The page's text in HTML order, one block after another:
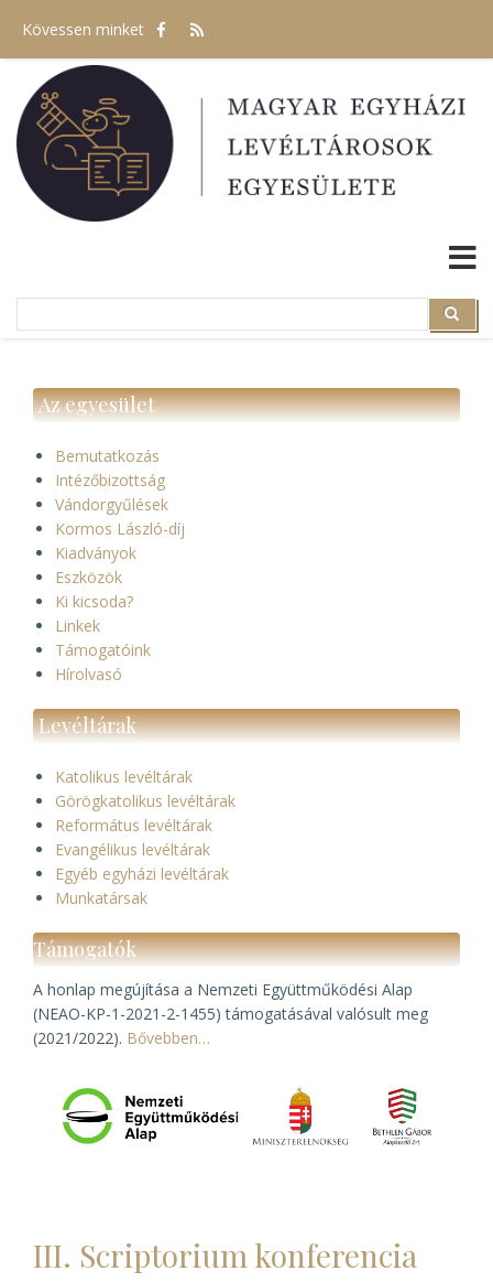
tartalomra
Kövessen minket
Search
Az egyesület
Bemutatkozás
Intézőbizottság
Vándorgyűlések
Kormos László-díj
Kiadványok
Eszközök
Ki kicsoda?
Linkek
Támogatóink
Hírolvasó
Levéltárak
Katolikus levéltárak
Görögkatolikus levéltárak
Református levéltárak
Evangélikus levéltárak
Egyéb egyházi levéltárak
Munkatársak
Támogatók
A honlap megújítása a Nemzeti Együttműködési Alap
(NEAO-KP-1-2021-2-1455) támogatásával valósult meg
(2021/2022). Bővebben…
III. Scriptorium konferencia